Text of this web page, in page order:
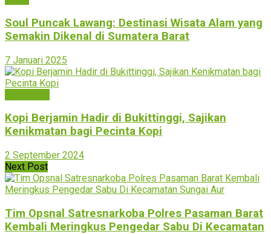
Soul Puncak Lawang: Destinasi Wisata Alam yang
Semakin Dikenal di Sumatera Barat
7 Januari 2025
Kopi Berjamin Hadir di Bukittinggi, Sajikan
Kenikmatan bagi Pecinta Kopi
2 September 2024
Next Post
Tim Opsnal Satresnarkoba Polres Pasaman Barat
Kembali Meringkus Pengedar Sabu Di Kecamatan